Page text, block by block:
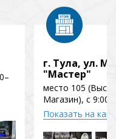
г. Тула, ул.
"Мастер"
место 105
Магазин), с 9:00
Показать на